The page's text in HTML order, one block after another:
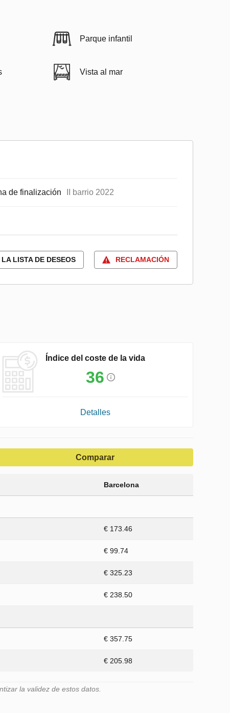
Parque infantil
Vista al mar
de finalización II barrio 2022
LISTA DE DESEOS RECLAMACIÓN
Índice del coste de la vida
36
Detalles
Comparar
Barcelona
€ 173.46
€ 99.74
€ 325.23
€ 238.50
€ 357.75
€ 205.98
la validez de estos datos.